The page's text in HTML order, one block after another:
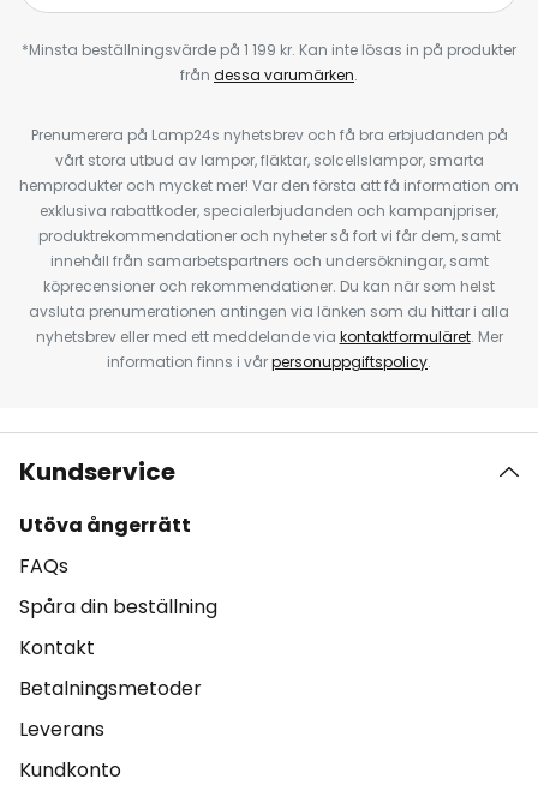
*Minsta beställningsvärde på 1 199 kr. Kan inte lösas in på produkter
från dessa varumärken.
Prenumerera på Lamp24s nyhetsbrev och få bra erbjudanden på
vårt stora utbud av lampor, fläktar, solcellslampor, smarta
hemprodukter och mycket mer! Var den första att få information om
exklusiva rabattkoder, specialerbjudanden och kampanjpriser,
produktrekommendationer och nyheter så fort vi får dem, samt
innehåll från samarbetspartners och undersökningar, samt
köprecensioner och rekommendationer. Du kan när som helst
avsluta prenumerationen antingen via länken som du hittar i alla
nyhetsbrev eller med ett meddelande via kontaktformuläret. Mer
information finns i vårpersonuppgiftspolicy.
Kundservice
Utöva ångerrätt
FAQs
Spåra din beställning
Kontakt
Betalningsmetoder
Leverans
Kundkonto